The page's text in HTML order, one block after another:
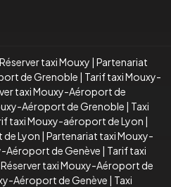
Réserver taxi Mouxy | Partenariat
de Grenoble | Tarif taxi Mouxy-
taxi Mouxy-Aéroport de
Aéroport de Grenoble | Taxi
taxi Mouxy-aéroport de Lyon |
de Lyon | Partenariat taxi Mouxy-
Aéroport de Genève | Tarif taxi
Réserver taxi Mouxy-Aéroport de
Aéroport de Genève | Taxi